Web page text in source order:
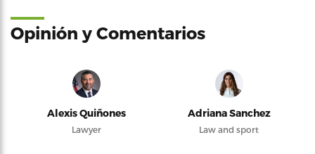
Opinión y Comentarios
Alexis Quiñones
Lawyer
Adriana Sanchez
Law and sport